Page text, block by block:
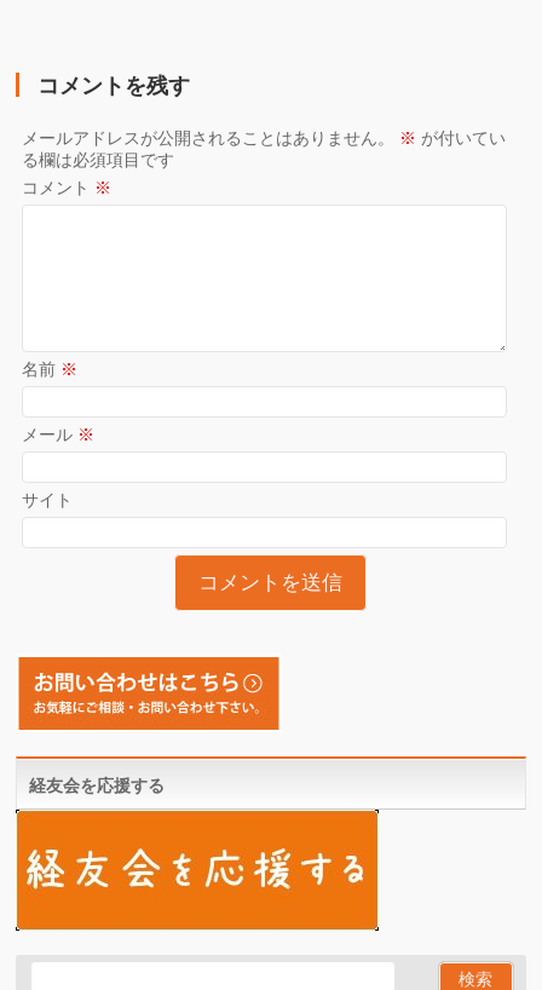
コメントを残す
メールアドレスが公開されることはありません。 ※ が付いてい
る欄は必須項目です
コメント ※
名前 ※
メール ※
サイト
経友会を応援する